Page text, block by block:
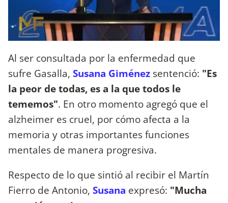
Al ser consultada por la enfermedad que
sufre Gasalla, Susana Giménez sentenció: "Es
la peor de todas, es a la que todos le
tememos". En otro momento agregó que el
alzheimer es cruel, por cómo afecta a la
memoria y otras importantes funciones
mentales de manera progresiva.
Respecto de lo que sintió al recibir el Martín
Fierro de Antonio, Susana expresó: "Mucha